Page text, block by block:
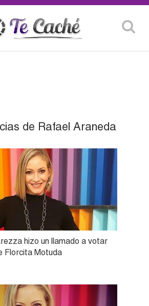
de Rafael Araneda
hizo un llamado a votar
Florcita Motuda